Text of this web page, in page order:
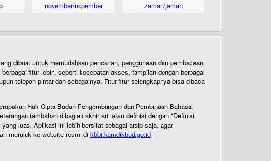
november/nopember
zaman/jaman
dibuat untuk memudahkan pencarian, penggunaan dan pembacaan
fitur lebih, seperti kecepatan akses, tampilan dengan berbagai
telepon pintar dan sebagainya. Fitur-fitur selengkapnya bisa dibaca
Hak Cipta Badan Pengembangan dan Pembinaan Bahasa,
tambahan dibagian akhir arti atau definisi dengan "Definisi
luas. Aplikasi ini lebih bersifat sebagai arsip saja, agar
merujuk ke website resmi di kbbi.kemdikbud.go.id